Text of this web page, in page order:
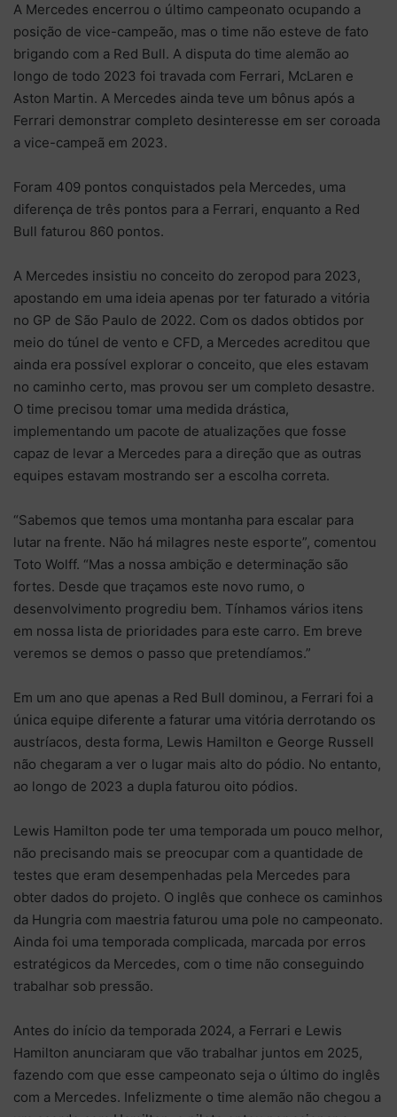
A Mercedes encerrou o último campeonato ocupando a
posição de vice-campeão, mas o time não esteve de fato
brigando com a Red Bull. A disputa do time alemão ao
longo de todo 2023 foi travada com Ferrari, McLaren e
Aston Martin. A Mercedes ainda teve um bônus após a
Ferrari demonstrar completo desinteresse em ser coroada
a vice-campeã em 2023.
Foram 409 pontos conquistados pela Mercedes, uma
diferença de três pontos para a Ferrari, enquanto a Red
Bull faturou 860 pontos.
A Mercedes insistiu no conceito do zeropod para 2023,
apostando em uma ideia apenas por ter faturado a vitória
no GP de São Paulo de 2022. Com os dados obtidos por
meio do túnel de vento e CFD, a Mercedes acreditou que
ainda era possível explorar o conceito, que eles estavam
no caminho certo, mas provou ser um completo desastre.
O time precisou tomar uma medida drástica,
implementando um pacote de atualizações que fosse
capaz de levar a Mercedes para a direção que as outras
equipes estavam mostrando ser a escolha correta.
“Sabemos que temos uma montanha para escalar para
lutar na frente. Não há milagres neste esporte”, comentou
Toto Wolff. “Mas a nossa ambição e determinação são
fortes. Desde que traçamos este novo rumo, o
desenvolvimento progrediu bem. Tínhamos vários itens
em nossa lista de prioridades para este carro. Em breve
veremos se demos o passo que pretendíamos.”
Em um ano que apenas a Red Bull dominou, a Ferrari foi a
única equipe diferente a faturar uma vitória derrotando os
austríacos, desta forma, Lewis Hamilton e George Russell
não chegaram a ver o lugar mais alto do pódio. No entanto,
ao longo de 2023 a dupla faturou oito pódios.
Lewis Hamilton pode ter uma temporada um pouco melhor,
não precisando mais se preocupar com a quantidade de
testes que eram desempenhadas pela Mercedes para
obter dados do projeto. O inglês que conhece os caminhos
da Hungria com maestria faturou uma pole no campeonato.
Ainda foi uma temporada complicada, marcada por erros
estratégicos da Mercedes, com o time não conseguindo
trabalhar sob pressão.
Antes do início da temporada 2024, a Ferrari e Lewis
Hamilton anunciaram que vão trabalhar juntos em 2025,
fazendo com que esse campeonato seja o último do inglês
com a Mercedes. Infelizmente o time alemão não chegou a